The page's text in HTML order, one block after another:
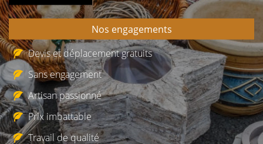
Nos engagements
Devis et déplacement gratuits
Sans engagement
Artisan passionné
Prix imbattable
Travail de qualité